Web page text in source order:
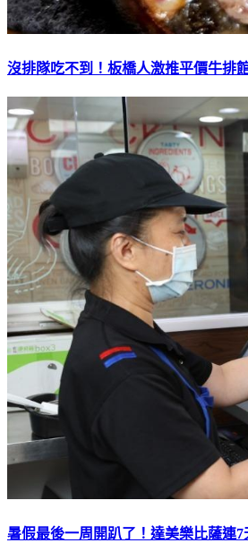
沒排隊吃不到！板橋人激推平價牛排
暑假最後一周開趴了！達美樂比薩連7